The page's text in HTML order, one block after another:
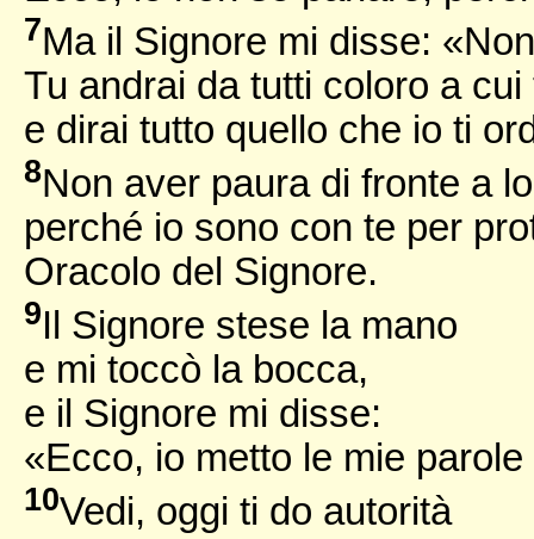
7Ma il Signore mi disse:
Tu andrai da tutti coloro a cui
e dirai tutto quello che io ti
8Non aver paura di fronte a
perché io sono con te per
Oracolo del Signore.
9Il Signore stese la mano
e mi toccò la bocca,
e il Signore mi disse:
«Ecco, io metto le mie
10Vedi, oggi ti do autorità